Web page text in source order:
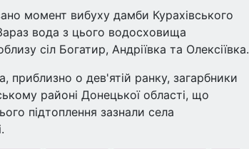
момент вибуху дамби Курахівського
вода з цього водосховища
сіл Богатир, Андріївка та Олексіївка.
приблизно о дев'ятій ранку, загарбники
районі Донецької області, що
підтоплення зазнали села